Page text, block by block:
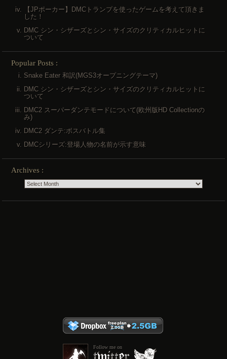
【JPポーカー】DMCトランプを使ったゲームを考えて頂きま
した！
DMC シン・シザーズとシン・サイズのクリティカルヒットに
ついて
Popular Posts :
Snake Eater 和訳(MGS3オープニングテーマ)
DMC シン・シザーズとシン・サイズのクリティカルヒットに
ついて
DMC2 スーパーダンテモードについて(欧州版HD Collectionの
み)
DMC2 ダンテ:ボスバトル集
DMCシリーズ:登場人物の名前が示す意味
Archives :
Follow me on